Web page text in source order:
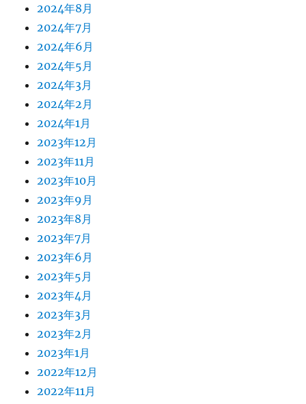
2024年8月
2024年7月
2024年6月
2024年5月
2024年3月
2024年2月
2024年1月
2023年12月
2023年11月
2023年10月
2023年9月
2023年8月
2023年7月
2023年6月
2023年5月
2023年4月
2023年3月
2023年2月
2023年1月
2022年12月
2022年11月